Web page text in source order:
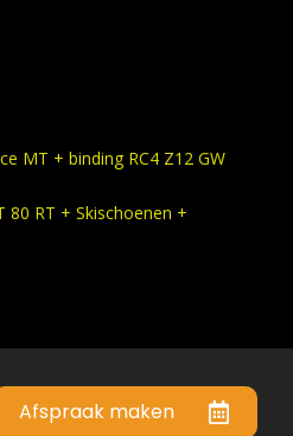
Afspraak maken
MT + binding RC4 Z12 GW
80 RT + Skischoenen +
© 2023 . All rights